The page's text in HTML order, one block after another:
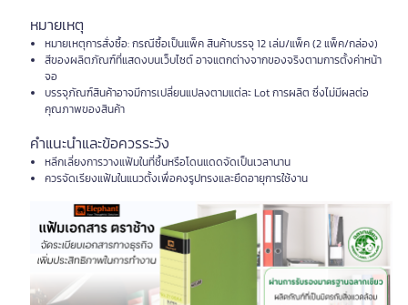
หมายเหตุ
หมายเหตุการสั่งซื้อ: กรณีซื้อเป็นแพ็ค สินค้าบรรจุ 12 เล่ม/แพ็ค (2 แพ็ค/กล่อง)
สีของผลิตภัณฑ์ที่แสดงบนเว็บไซต์ อาจแตกต่างจากของจริงตามการตั้งค่าหน้า
จอ
บรรจุภัณฑ์สินค้าอาจมีการเปลี่ยนแปลงตามแต่ละ Lot การผลิต ซึ่งไม่มีผลต่อ
คุณภาพของสินค้า
คำแนะนำและข้อควรระวัง
หลีกเลี่ยงการวางแฟ้มในที่ชื้นหรือโดนแดดจัดเป็นเวลานาน
ควรจัดเรียงแฟ้มในแนวตั้งเพื่อคงรูปทรงและยืดอายุการใช้งาน